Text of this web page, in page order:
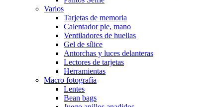
Varios
Tarjetas de memoria
Calentador pie, mano
Ventiladores de huellas
Gel de sílice
Antorchas y luces delanteras
Lectores de tarjetas
Herramientas
Macro fotografía
Lentes
Bean bags